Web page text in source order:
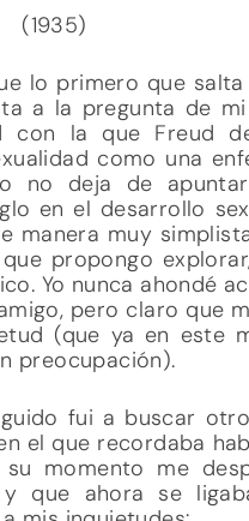
(1935)
lo primero que
a la pregunta de
con la que Freud
como una
no deja de
en el desarrollo
manera muy
propongo
Yo nunca ahondé
pero claro que
(que ya en este
preocupación).
fui a buscar
el que recordaba
momento me
que ahora se